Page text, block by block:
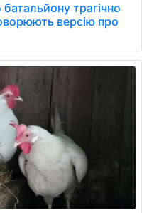
трагічно
версію про